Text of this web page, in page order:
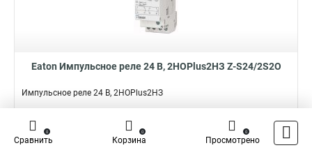
Eaton Импульсное реле 24 В, 2НОPlus2НЗ Z-S24/2S2O
Импульсное реле 24 В, 2НОPlus2НЗ
Подробнее
Наличие:
Нет на складе
Сравнить
0
Корзина
0
Просмотрено
0